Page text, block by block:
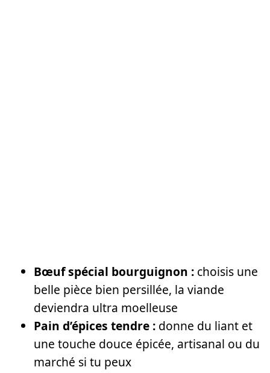
Bœuf spécial bourguignon : choisis une
belle pièce bien persillée, la viande
deviendra ultra moelleuse
Pain d’épices tendre : donne du liant et
une touche douce épicée, artisanal ou du
marché si tu peux